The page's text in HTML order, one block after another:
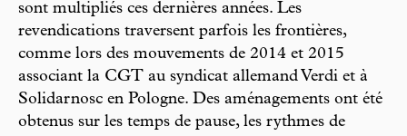
sont multipliés ces dernières années. Les
revendications traversent parfois les frontières,
comme lors des mouvements de 2014 et 2015
associant la CGT au syndicat allemand Verdi et à
Solidarnosc en Pologne. Des aménagements ont été
obtenus sur les temps de pause, les rythmes de